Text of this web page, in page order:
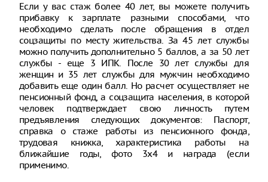
Если у вас стаж более 40 лет, вы можете получить
прибавку к зарплате разными способами, что
необходимо сделать после обращения в отдел
соцзащиты по месту жительства. За 45 лет службы
можно получить дополнительно 5 баллов, а за 50 лет
службы - еще 3 ИПК. После 30 лет службы для
женщин и 35 лет службы для мужчин необходимо
добавить еще один балл. Но расчет осуществляет не
пенсионный фонд, а соцзащита населения, в которой
человек подтверждает свою личность путем
предъявления следующих документов: Паспорт,
справка о стаже работы из пенсионного фонда,
трудовая книжка, характеристика работы на
ближайшие годы, фото 3х4 и награда (если
применимо.